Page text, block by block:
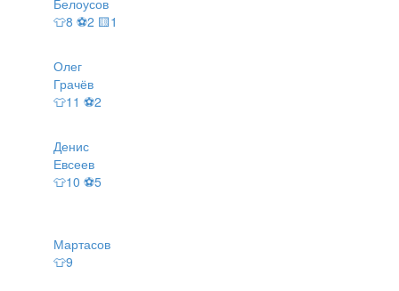
👕8 ⚽2 🟨1
Олег
Грачёв
👕11 ⚽2
Денис
Евсеев
👕10 ⚽5
Мартасов
👕9